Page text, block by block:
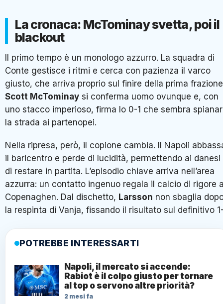
La cronaca: McTominay svetta, poi il
blackout
Il primo tempo è un monologo azzurro. La squadra di
Conte gestisce i ritmi e cerca con pazienza il varco
giusto, che arriva proprio sul finire della prima
Scott McTominay si conferma uomo ovunque e, con
uno stacco imperioso, firma lo 0-1 che sembra
la strada ai partenopei.
Nella ripresa, però, il copione cambia. Il Napoli
il baricentro e perde di lucidità, permettendo ai danesi
di restare in partita. L’episodio chiave arriva nell’area
azzurra: un contatto ingenuo regala il calcio di rigore
Copenaghen. Dal dischetto, Larsson non sbaglia
la respinta di Vanja, fissando il risultato sul definitivo
POTREBBE INTERESSARTI
Napoli, il mercato si accende:
Rabiot è il colpo giusto per tornare
al top o servono altre priorità?
2 mesi fa